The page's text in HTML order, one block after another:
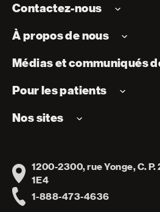
Contactez-nous
À propos de nous
Médias et communiqués
Pour les patients
Nos sites
Address
1200-2300, rue Yonge, C.
1E4
1-888-473-4636